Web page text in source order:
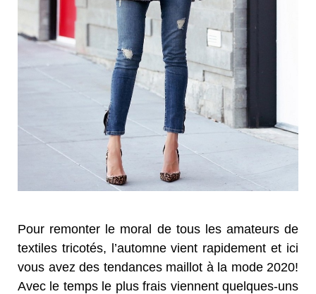
Pour remonter le moral de tous les amateurs de
textiles tricotés, l’automne vient rapidement et ici
vous avez des tendances maillot à la mode 2020!
Avec le temps le plus frais viennent quelques-uns